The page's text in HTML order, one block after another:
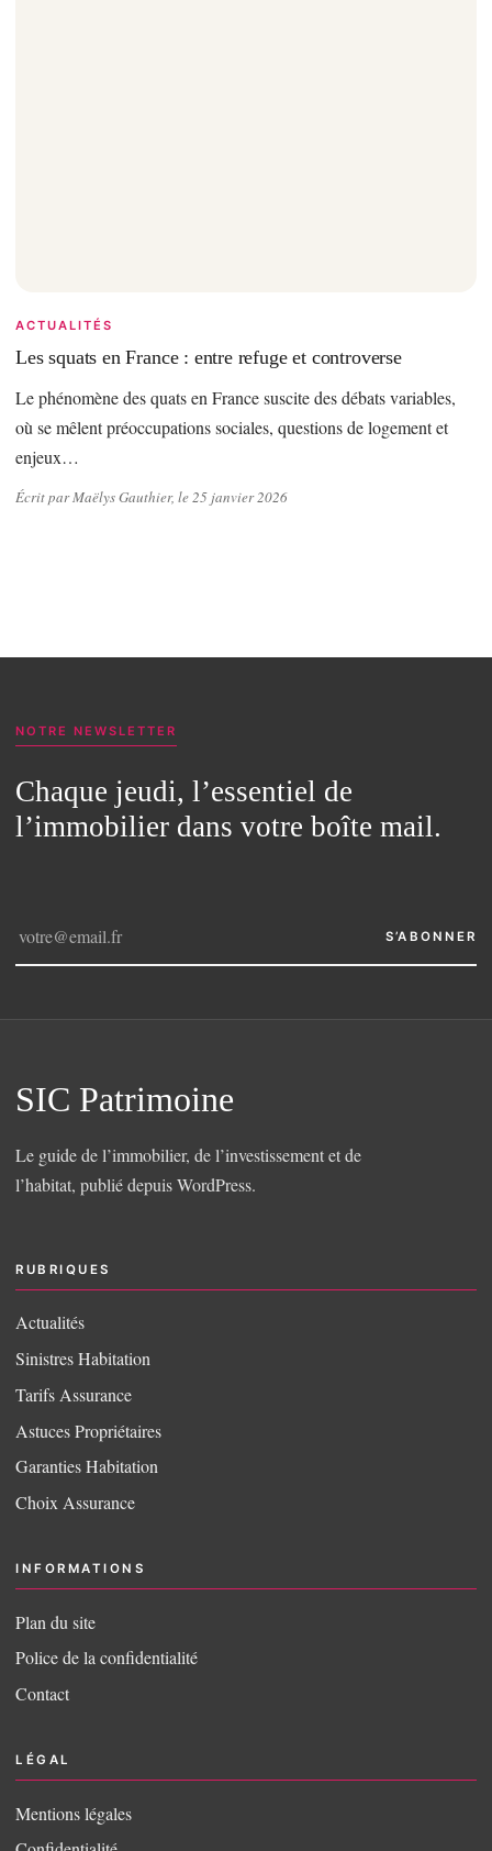
ACTUALITÉS
Les squats en France : entre refuge et controverse
Le phénomène des quats en France suscite des débats variables,
où se mêlent préoccupations sociales, questions de logement et
enjeux…
Écrit par Maëlys Gauthier, le 25 janvier 2026
NOTRE NEWSLETTER
Chaque jeudi, l’essentiel de
l’immobilier dans votre boîte mail.
S’ABONNER
SIC Patrimoine
Le guide de l’immobilier, de l’investissement et de
l’habitat, publié depuis WordPress.
RUBRIQUES
Actualités
Sinistres Habitation
Tarifs Assurance
Astuces Propriétaires
Garanties Habitation
Choix Assurance
INFORMATIONS
Plan du site
Police de la confidentialité
Contact
LÉGAL
Mentions légales